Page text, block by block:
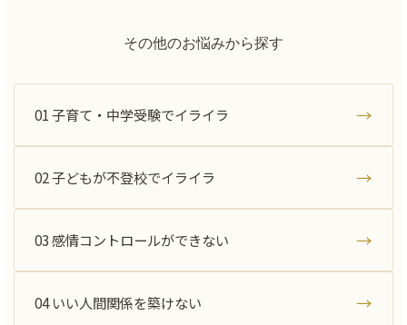
その他のお悩みから探す
01 子育て・中学受験でイライラ
02 子どもが不登校でイライラ
03 感情コントロールができない
04 いい人間関係を築けない